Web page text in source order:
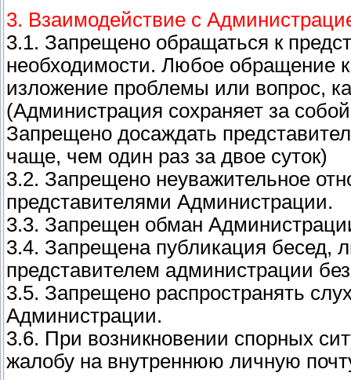
3. Взаимодействие с
3.1. Запрещено обращаться к
необходимости. Любое обращение
изложение проблемы или вопрос,
(Администрация сохраняет за
Запрещено досаждать
чаще, чем один раз за двое суток)
3.2. Запрещено неуважительное
представителями Администрации.
3.3. Запрещен обман
3.4. Запрещена публикация бесед,
представителем администрации
3.5. Запрещено распространять
Администрации.
3.6. При возникновении спорных
жалобу на внутреннюю личную